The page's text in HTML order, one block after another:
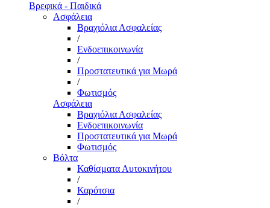
Βρεφικά - Παιδικά
Ασφάλεια
Βραχιόλια Ασφαλείας
/
Ενδοεπικοινωνία
/
Προστατευτικά για Μωρά
/
Φωτισμός
Ασφάλεια
Βραχιόλια Ασφαλείας
Ενδοεπικοινωνία
Προστατευτικά για Μωρά
Φωτισμός
Βόλτα
Καθίσματα Αυτοκινήτου
/
Καρότσια
/